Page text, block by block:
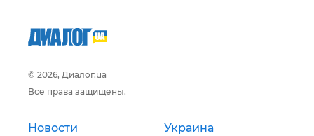
© 2026, Диалог.ua
Все права защищены.
Новости Украина